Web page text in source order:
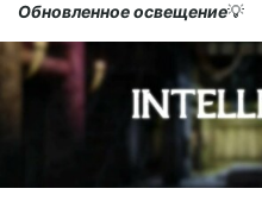
​Обновленное освещение💡